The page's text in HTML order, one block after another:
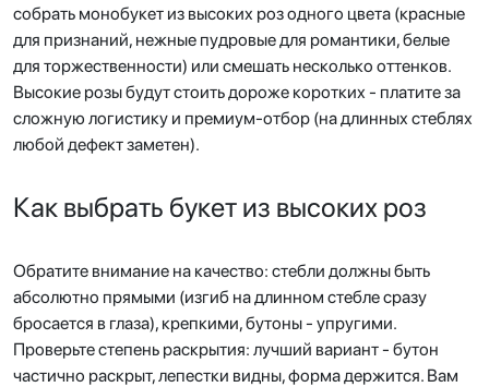
собрать монобукет из высоких роз одного цвета (красные
для признаний, нежные пудровые для романтики, белые
для торжественности) или смешать несколько оттенков.
Высокие розы будут стоить дороже коротких - платите за
сложную логистику и премиум-отбор (на длинных стеблях
любой дефект заметен).
Как выбрать букет из высоких роз
Обратите внимание на качество: стебли должны быть
абсолютно прямыми (изгиб на длинном стебле сразу
бросается в глаза), крепкими, бутоны - упругими.
Проверьте степень раскрытия: лучший вариант - бутон
частично раскрыт, лепестки видны, форма держится. Вам